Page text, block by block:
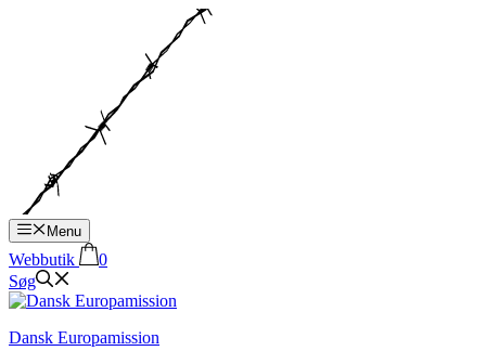
Menu
Webbutik
0
Søg
Dansk Europamission